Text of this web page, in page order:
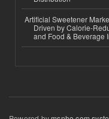
Artificial Sweetener
Driven by Calorie-
and Food & Beverage